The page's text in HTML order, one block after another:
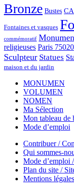
Bronze Bustes
Fontaines et vasques
commémoratif
religieuses Paris 75020
Sculpteur Statues
maison et du jardin
MONUMEN
VOLUMEN
NOMEN
Ma Sélection
Mon tableau de
Mode d’emploi
Contribuer /
Qui sommes-
Mode d’emploi
Plan du site /
Mentions